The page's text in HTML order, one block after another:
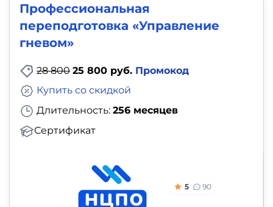
Профессиональная
переподготовка «Управление
гневом»
28 800 25 800 руб. Промокод
Длительность: 256 месяцев
Сертификат
Купить со скидкой
5 90